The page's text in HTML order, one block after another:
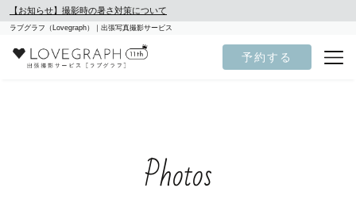
【お知らせ】撮影時の暑さ対策について
ラブグラフ（Lovegraph）｜出張写真撮影サービス
予約する
Photos